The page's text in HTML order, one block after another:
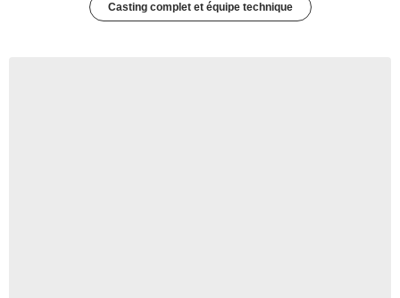
Casting complet et équipe technique